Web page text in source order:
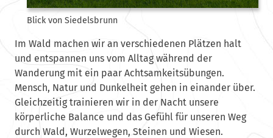
Blick von Siedelsbrunn
Im Wald machen wir an verschiedenen Plätzen halt
und entspannen uns vom Alltag während der
Wanderung mit ein paar Achtsamkeitsübungen.
Mensch, Natur und Dunkelheit gehen in einander über.
Gleichzeitig trainieren wir in der Nacht unsere
körperliche Balance und das Gefühl für unseren Weg
durch Wald, Wurzelwegen, Steinen und Wiesen.